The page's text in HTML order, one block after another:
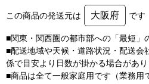
この商品の発送元は 大阪府 です
■関東・関西圏の都市部への「最短」
■配送地域や天候・道路状況・配送会
係で目安より日数が掛かる場合があ
■商品は全て一般家庭用です（業務用